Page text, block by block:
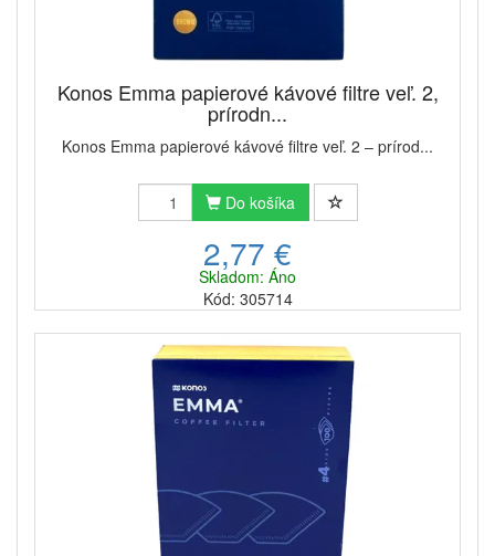
Konos Emma papierové kávové filtre veľ. 2,
prírodn...
Konos Emma papierové kávové filtre veľ. 2 – prírod...
Do košíka
2,77 €
Skladom: Áno
Kód: 305714